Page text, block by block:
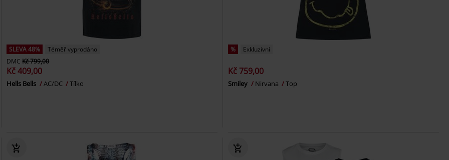
SLEVA 48%
Téměř vyprodáno
DMC Kč 799,00
Kč 409,00
Hells Bells AC/DC Tílko
% Exkluzivní
Kč 759,00
Smiley Nirvana Top